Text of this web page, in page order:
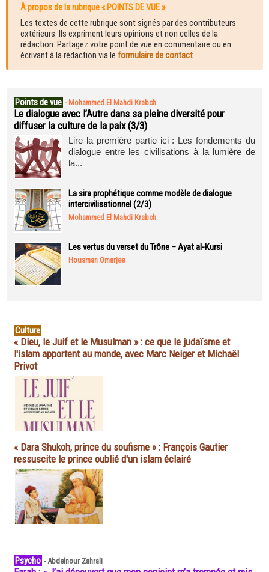
À propos de la rubrique « POINTS DE VUE »
Les textes de cette rubrique sont signés par des contributeurs
extérieurs. Ils expriment leurs opinions et non celles de la
rédaction. Partagez votre point de vue en commentaire ou en
écrivant à la rédaction via le formulaire de contact.
Points de vue - Mohammed El Mahdi Krabch
Le dialogue avec l’Autre dans sa pleine diversité pour
diffuser la culture de la paix (3/3)
Lire la première partie ici : Les fondements du
dialogue entre les civilisations à la lumière de
la...
La sira prophétique comme modèle de dialogue
intercivilisationnel (2/3)
Mohammed El Mahdi Krabch
Les vertus du verset du Trône – Ayat al-Kursi
Housman Omarjee
Culture
« Dieu, le Juif et le Musulman » : ce que le judaïsme et
l'islam apportent au monde, avec Marc Neiger et Michaël
Privot
« Dara Shukoh, prince du soufisme » : François Gautier
ressuscite le prince oublié d'un islam éclairé
Psycho -Abdelnour Zahrali